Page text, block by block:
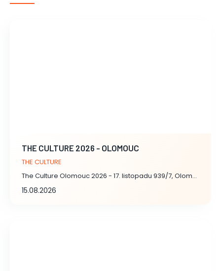
THE CULTURE 2026 - OLOMOUC
THE CULTURE
The Culture Olomouc 2026 - 17. listopadu 939/7, Olomouc
15.08.2026